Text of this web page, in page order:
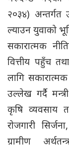
२०३४) अन्तर्गत
ल्याउन युवाको
सकारात्मक
वित्तीय पहुँच
लागि
उल्लेख गर्दै
कृषि व्यवसाय
रोजगारी
ग्रामीण